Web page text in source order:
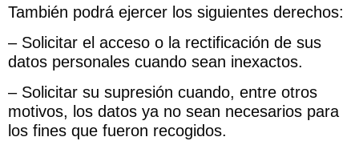
También podrá ejercer los siguientes derechos:
– Solicitar el acceso o la rectificación de sus
datos personales cuando sean inexactos.
– Solicitar su supresión cuando, entre otros
motivos, los datos ya no sean necesarios para
los fines que fueron recogidos.